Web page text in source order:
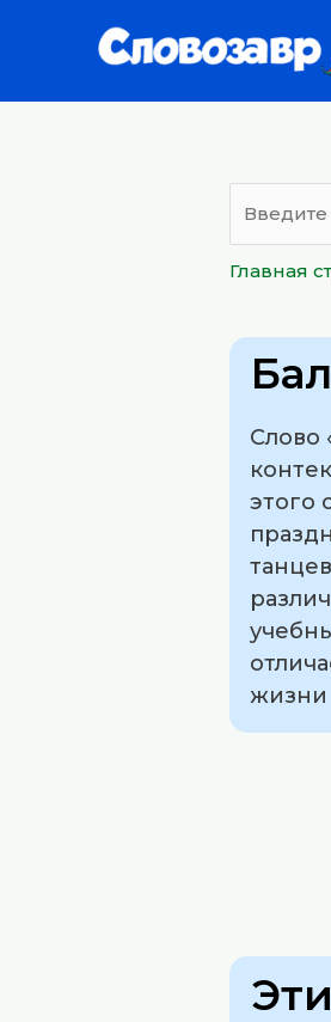
Главная
Бал
Слово
этого
жизни